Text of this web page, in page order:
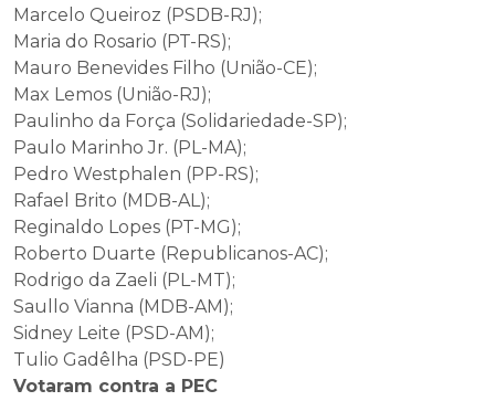
Marcelo Queiroz (PSDB-RJ);
Maria do Rosario (PT-RS);
Mauro Benevides Filho (União-CE);
Max Lemos (União-RJ);
Paulinho da Força (Solidariedade-SP);
Paulo Marinho Jr. (PL-MA);
Pedro Westphalen (PP-RS);
Rafael Brito (MDB-AL);
Reginaldo Lopes (PT-MG);
Roberto Duarte (Republicanos-AC);
Rodrigo da Zaeli (PL-MT);
Saullo Vianna (MDB-AM);
Sidney Leite (PSD-AM);
Tulio Gadêlha (PSD-PE)
Votaram contra a PEC